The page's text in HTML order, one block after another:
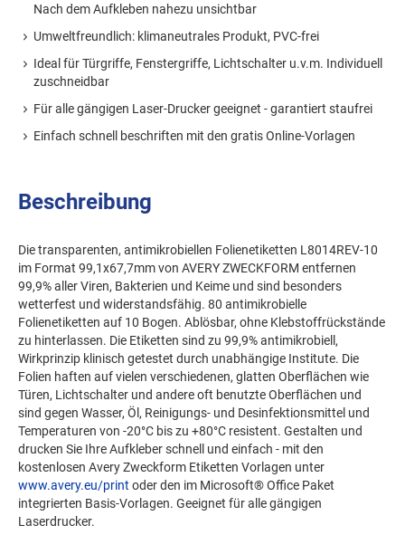
Nach dem Aufkleben nahezu unsichtbar
Umweltfreundlich: klimaneutrales Produkt, PVC-frei
Ideal für Türgriffe, Fenstergriffe, Lichtschalter u.v.m. Individuell
zuschneidbar
Für alle gängigen Laser-Drucker geeignet - garantiert staufrei
Einfach schnell beschriften mit den gratis Online-Vorlagen
Beschreibung
Die transparenten, antimikrobiellen Folienetiketten L8014REV-10
im Format 99,1x67,7mm von AVERY ZWECKFORM entfernen
99,9% aller Viren, Bakterien und Keime und sind besonders
wetterfest und widerstandsfähig. 80 antimikrobielle
Folienetiketten auf 10 Bogen. Ablösbar, ohne Klebstoffrückstände
zu hinterlassen. Die Etiketten sind zu 99,9% antimikrobiell,
Wirkprinzip klinisch getestet durch unabhängige Institute. Die
Folien haften auf vielen verschiedenen, glatten Oberflächen wie
Türen, Lichtschalter und andere oft benutzte Oberflächen und
sind gegen Wasser, Öl, Reinigungs- und Desinfektionsmittel und
Temperaturen von -20°C bis zu +80°C resistent. Gestalten und
drucken Sie Ihre Aufkleber schnell und einfach - mit den
kostenlosen Avery Zweckform Etiketten Vorlagen unter
www.avery.eu/print oder den im Microsoft® Office Paket
integrierten Basis-Vorlagen. Geeignet für alle gängigen
Laserdrucker.